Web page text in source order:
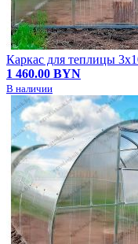
Каркас для теплицы
1 460.00 BYN
В наличии